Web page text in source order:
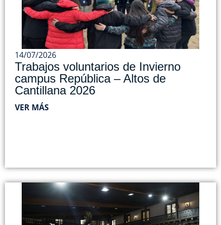
14/07/2026
Trabajos voluntarios de Invierno
campus República – Altos de
Cantillana 2026
VER MÁS